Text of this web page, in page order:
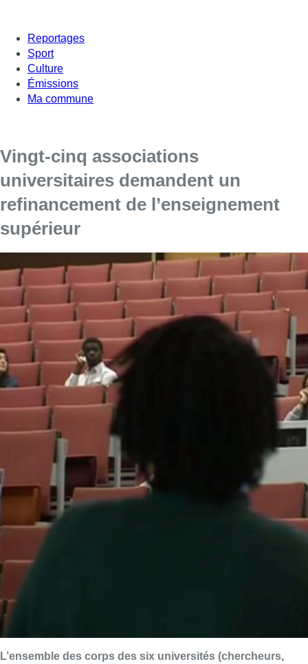
Reportages
Sport
Culture
Émissions
Ma commune
Vingt-cinq associations
universitaires demandent un
refinancement de l’enseignement
supérieur
L’ensemble des corps des six universités (chercheurs,